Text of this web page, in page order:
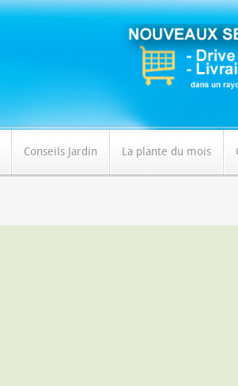
Conseils Jardin La plante du mois